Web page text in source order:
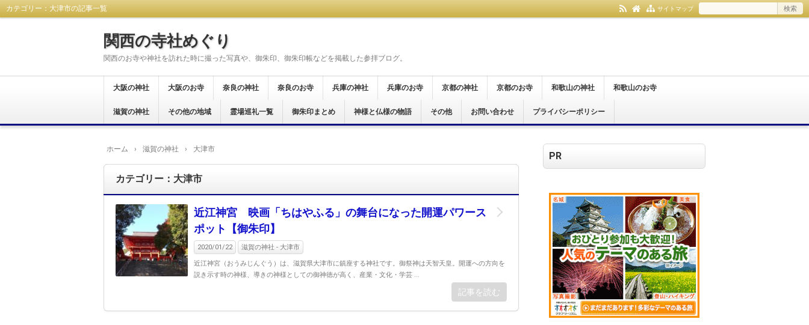
カテゴリー：大津市の記事一覧 サイトマップ
関西の寺社めぐり
関西のお寺や神社を訪れた時に撮った写真や、御朱印、御朱印帳などを掲載した参拝ブログ。
大阪の神社
大阪市
東大阪市
八尾市
藤井寺市
富田林市
羽曳野市
柏原市
河内長野市
堺市
大阪狭山市
交野市
松原市
茨木市
岸和田市
和泉市
貝塚市
阪南市
高石市
豊中市
泉佐野市
泉南市
南河内郡
大阪のお寺
大阪市
東大阪市
八尾市
富田林市
河内長野市
羽曳野市
藤井寺市
柏原市
堺市
泉南市
箕面市
和泉市
岸和田市
貝塚市
南河内郡
泉佐野市
豊中市
奈良の神社
奈良市
生駒市
桜井市
橿原市
天理市
御所市
葛城市
大和郡山市
宇陀市
生駒郡
磯城郡
吉野郡
北葛城郡
高市郡
奈良のお寺
奈良市
桜井市
天理市
橿原市
御所市
葛城市
大和郡山市
生駒市
五條市
宇陀市
磯城郡
生駒郡
高市郡
吉野郡
北葛城郡
明日香村
兵庫の神社
神戸市
尼崎市
兵庫のお寺
尼崎市
加西市
姫路市
京都の神社
京都市
京都のお寺
京都市
宮津市
舞鶴市
木津川市
和歌山の神社
和歌山市
紀の川市
伊都郡
日高郡
那智勝浦町
和歌山のお寺
滋賀の神社 その他の地域 霊場巡礼一覧 御朱印まとめ 神様と仏様の物語 その他 お問い合わせ プライバシーポリシー
ホーム › 滋賀の神社 › 大津市
カテゴリー：大津市
近江神宮 映画「ちはやふる」の舞台になった開運パワース
ポット【御朱印】
2020/01/22 滋賀の神社 - 大津市
近江神宮（おうみじんぐう）は、滋賀県大津市に鎮座する神社です。御祭神は天智天皇。開運への方向を
説き示す時の神様、導きの神様としての御神徳が高く、産業・文化・学芸 ...
記事を読む
PR